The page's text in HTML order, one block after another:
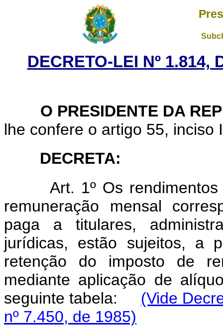
DECRETO-LEI Nº 1.814,
O PRESIDENTE DA
lhe confere o artigo 55, inciso
DECRETA:
Art. 1º Os
remuneração mensal
paga a titulares,
jurídicas, estão sujeitos, a
retenção do imposto de
mediante aplicação de
seguinte tabela: (Vide
nº 7.450, de 1985)